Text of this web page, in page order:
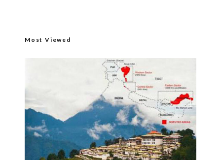
Most Viewed